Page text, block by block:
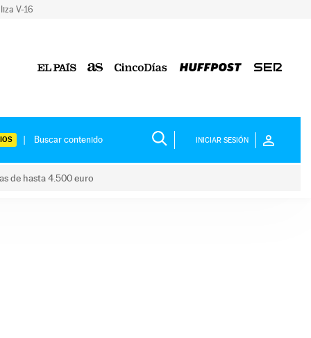
V-16
INICIAR SESIÓN
de hasta 4.500 euro